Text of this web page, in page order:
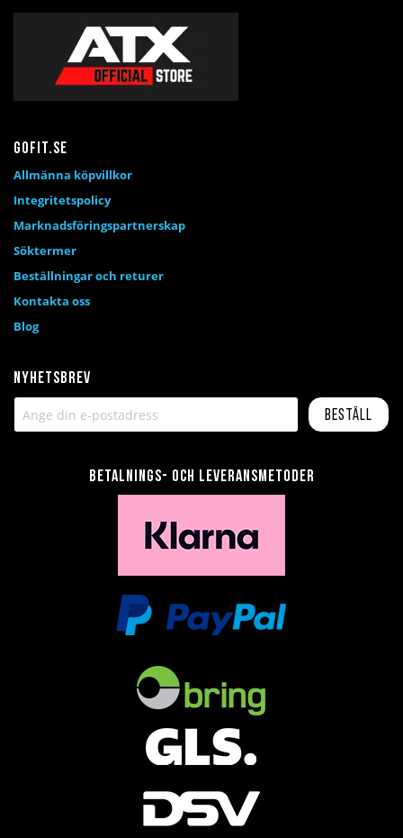
Nyhetsbrev
Beställ
Betalnings- och leveransmetoder
Gofit.se
Allmänna köpvillkor
Integritetspolicy
Marknadsföringspartnerskap
Söktermer
Beställningar och returer
Kontakta oss
Blog